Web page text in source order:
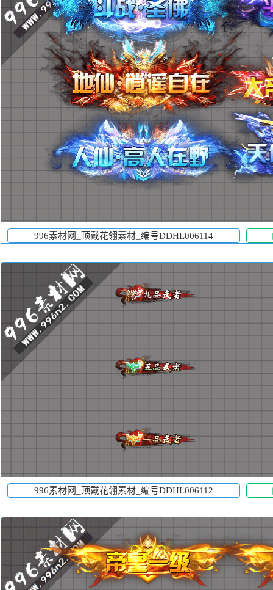
996素材网_顶戴花翎素材_编号DDHL006114
996素材网_顶戴花翎素材_编号DDHL006112